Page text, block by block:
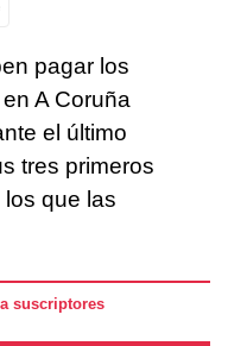
pagar los
A Coruña
el último
tres primeros
que las
suscriptores